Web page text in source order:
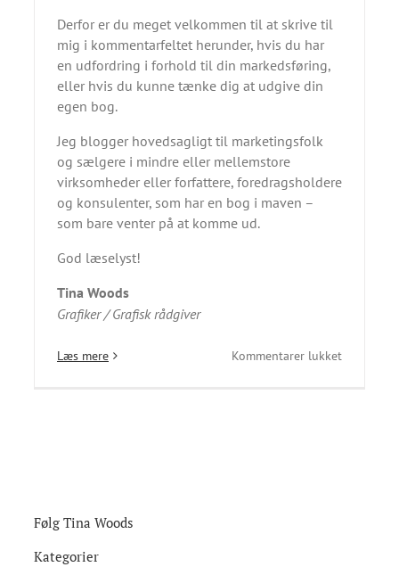
Derfor er du meget velkommen til at skrive til
mig i kommentarfeltet herunder, hvis du har
en udfordring i forhold til din markedsføring,
eller hvis du kunne tænke dig at udgive din
egen bog.
Jeg blogger hovedsagligt til marketingsfolk
og sælgere i mindre eller mellemstore
virksomheder eller forfattere, foredragsholdere
og konsulenter, som har en bog i maven –
som bare venter på at komme ud.
God læselyst!
Tina Woods
Grafiker / Grafisk rådgiver
Læs mere Kommentarer lukkettil
Følg Tina Woods
Kategorier